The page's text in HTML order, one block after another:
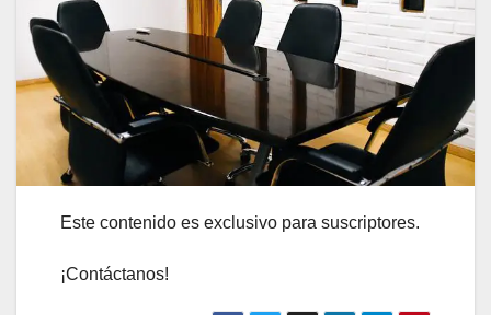
Este contenido es exclusivo para suscriptores.
¡Contáctanos!